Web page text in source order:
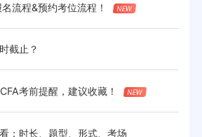
流程&预约考位流程！
截止？
考前提醒，建议收藏！
：时长、题型、形式、考场